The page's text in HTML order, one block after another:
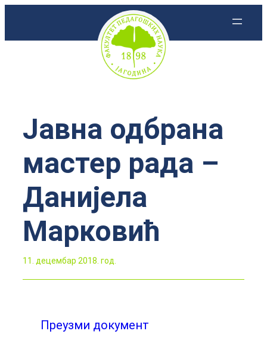
Јавна одбрана
мастер рада –
Данијела
Марковић
11. децембар 2018. год.
Преузми документ